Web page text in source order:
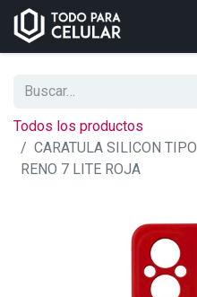
Todos los productos
CARATULA SILICON
RENO 7 LITE ROJA